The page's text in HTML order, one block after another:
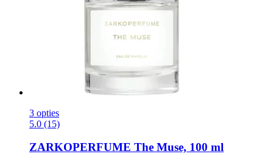
3 opties
5.0 (15)
ZARKOPERFUME The Muse, 100 ml